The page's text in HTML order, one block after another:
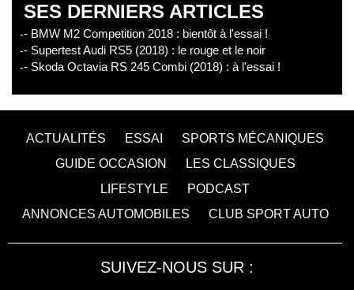
SES DERNIERS ARTICLES
- BMW M2 Competition 2018 : bientôt à l'essai !
- Supertest Audi RS5 (2018) : le rouge et le noir
- Skoda Octavia RS 245 Combi (2018) : à l'essai !
ACTUALITÉS ESSAI
SPORTS MÉCANIQUES
GUIDE OCCASION
LES CLASSIQUES
LIFESTYLE
PODCAST
ANNONCES AUTOMOBILES
CLUB SPORT AUTO
SUIVEZ-NOUS SUR :